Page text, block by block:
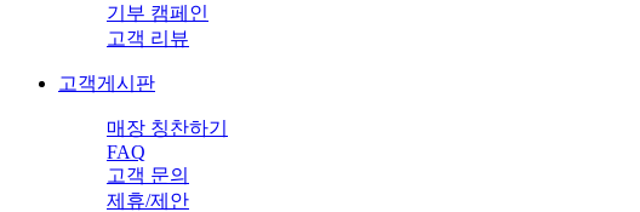
기부 캠페인
고객 리뷰
고객게시판
매장 칭찬하기
FAQ
고객 문의
제휴/제안